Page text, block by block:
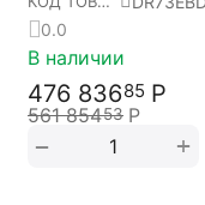
современных
теплогенераторных
узлов (котелен)
0.0
В наличии
476 83685 Р
561 85453 Р
+
−